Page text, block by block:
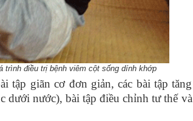
trình điều trị bệnh viêm cột sống dính khớp
tập giãn cơ đơn giản, các bài tập tăng
dưới nước), bài tập điều chỉnh tư thế và